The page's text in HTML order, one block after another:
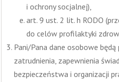
i ochrony socjalnej),
art. 9 ust. 2 lit. h RODO
do celów profilaktyki
Pani/Pana dane osobowe
zatrudnienia, zapewnienia
bezpieczeństwa i organizacji